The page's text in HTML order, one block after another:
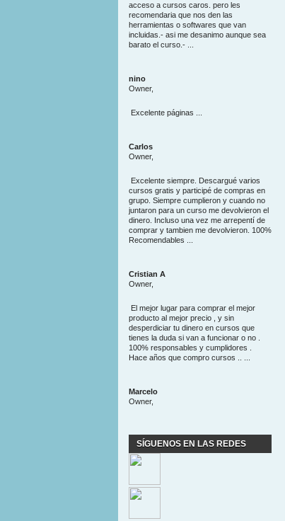
acceso a cursos caros. pero les
recomendaria que nos den las
herramientas o softwares que van
incluidas.- asi me desanimo aunque sea
barato el curso.- ...
nino
Owner,
Excelente páginas ...
Carlos
Owner,
Excelente siempre. Descargué varios
cursos gratis y participé de compras en
grupo. Siempre cumplieron y cuando no
juntaron para un curso me devolvieron el
dinero. Incluso una vez me arrepentí de
comprar y tambien me devolvieron. 100%
Recomendables ...
Cristian A
Owner,
El mejor lugar para comprar el mejor
producto al mejor precio , y sin
desperdiciar tu dinero en cursos que
tienes la duda si van a funcionar o no .
100% responsables y cumplidores .
Hace años que compro cursos .. ...
Marcelo
Owner,
SÍGUENOS EN LAS REDES